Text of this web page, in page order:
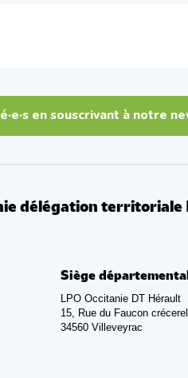
en souscrivant à notre
délégation territoriale
Siège départemental
LPO Occitanie DT Hérault
15, Rue du Faucon
34560 Villeveyrac